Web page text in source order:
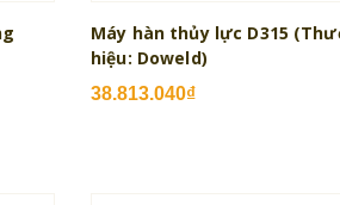
Máy hàn thủy lực D315
hiệu: Doweld)
38.813.040₫